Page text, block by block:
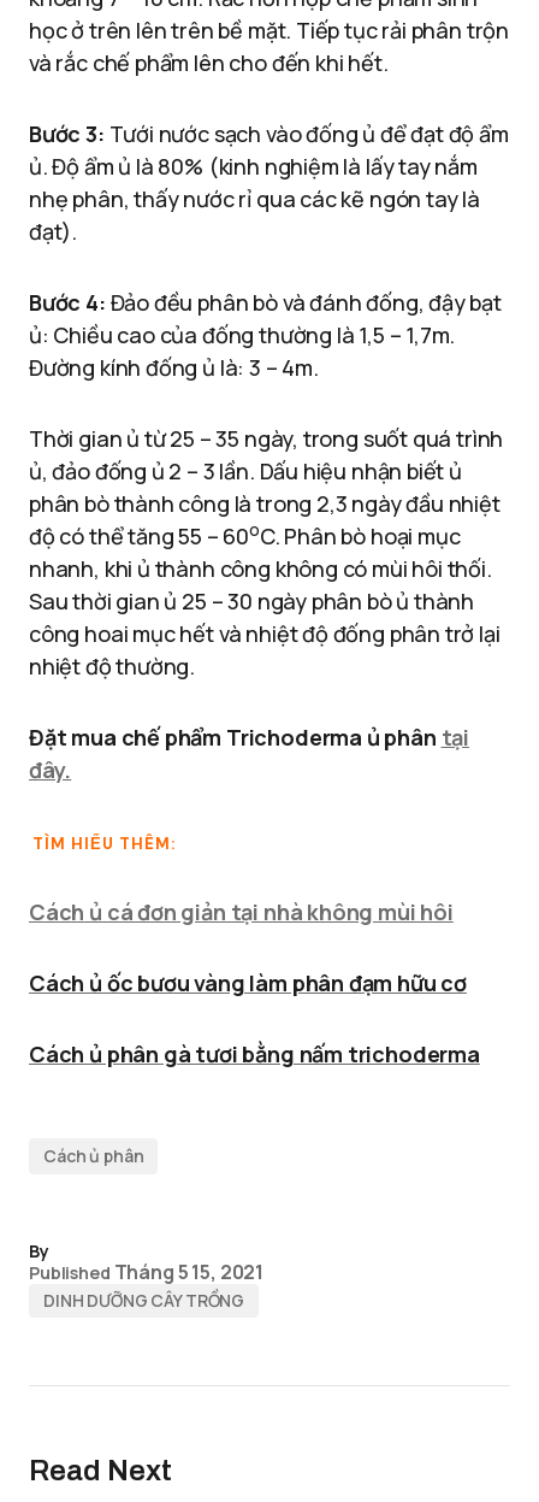
học ở trên lên trên bề mặt. Tiếp tục rải phân trộn
và rắc chế phẩm lên cho đến khi hết.
Bước 3: Tưới nước sạch vào đống ủ để đạt độ ẩm
ủ. Độ ẩm ủ là 80% (kinh nghiệm là lấy tay nắm
nhẹ phân, thấy nước rỉ qua các kẽ ngón tay là
đạt).
Bước 4: Đảo đều phân bò và đánh đống, đậy bạt
ủ: Chiều cao của đống thường là 1,5 – 1,7m.
Đường kính đống ủ là: 3 – 4m.
Thời gian ủ từ 25 – 35 ngày, trong suốt quá trình
ủ, đảo đống ủ 2 – 3 lần. Dấu hiệu nhận biết ủ
phân bò thành công là trong 2,3 ngày đầu nhiệt
độ có thể tăng 55 – 60oC. Phân bò hoại mục
nhanh, khi ủ thành công không có mùi hôi thối.
Sau thời gian ủ 25 – 30 ngày phân bò ủ thành
công hoai mục hết và nhiệt độ đống phân trở lại
nhiệt độ thường.
Đặt mua chế phẩm Trichoderma ủ phân tại
đây.
TÌM HIỂU THÊM:
Cách ủ cá đơn giản tại nhà không mùi hôi
Cách ủ ốc bươu vàng làm phân đạm hữu cơ
Cách ủ phân gà tươi bằng nấm trichoderma
Cách ủ phân
By
Published Tháng 5 15, 2021
DINH DƯỠNG CÂY TRỒNG
Read Next